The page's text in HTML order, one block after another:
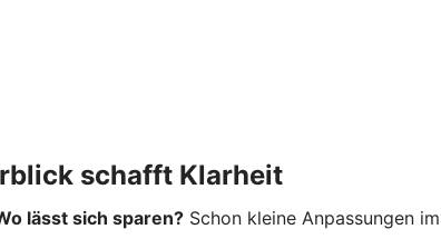
schafft Klarheit
lässt sich sparen? Schon kleine Anpassungen